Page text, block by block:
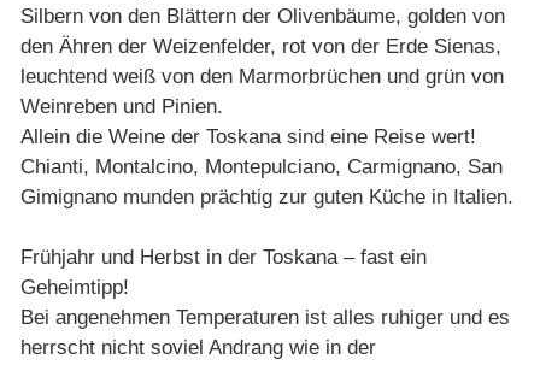
Silbern von den Blättern der Olivenbäume, golden von
den Ähren der Weizenfelder, rot von der Erde Sienas,
leuchtend weiß von den Marmorbrüchen und grün von
Weinreben und Pinien.
Allein die Weine der Toskana sind eine Reise wert!
Chianti, Montalcino, Montepulciano, Carmignano, San
Gimignano munden prächtig zur guten Küche in Italien.
Frühjahr und Herbst in der Toskana – fast ein
Geheimtipp!
Bei angenehmen Temperaturen ist alles ruhiger und es
herrscht nicht soviel Andrang wie in der